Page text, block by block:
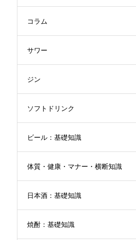
コラム
サワー
ジン
ソフトドリンク
ビール：基礎知識
体質・健康・マナー・横断知識
日本酒：基礎知識
焼酎：基礎知識